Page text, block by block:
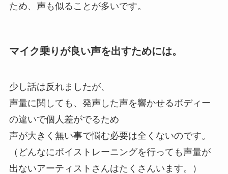
ため、声も似ることが多いです。
マイク乗りが良い声を出すためには。
少し話は反れましたが、
声量に関しても、発声した声を響かせるボディー
の違いで個人差がでるため
声が大きく無い事で悩む必要は全くないのです。
（どんなにボイストレーニングを行っても声量が
出ないアーティストさんはたくさんいます。）